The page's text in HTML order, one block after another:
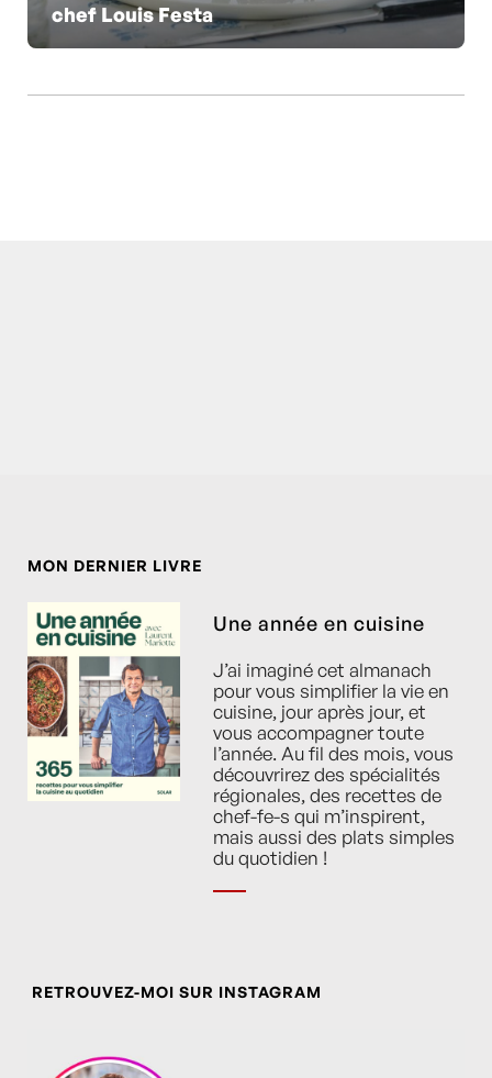
chef Louis Festa
MON DERNIER LIVRE
Une année en cuisine
J’ai imaginé cet almanach
pour vous simplifier la vie en
cuisine, jour après jour, et
vous accompagner toute
l’année. Au fil des mois, vous
découvrirez des spécialités
régionales, des recettes de
chef-fe-s qui m’inspirent,
mais aussi des plats simples
du quotidien !
RETROUVEZ-MOI SUR INSTAGRAM